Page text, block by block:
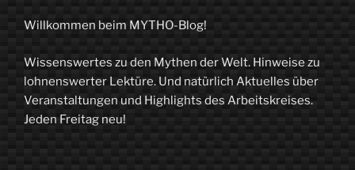
Willkommen beim MYTHO-Blog!
Wissenswertes zu den Mythen der Welt. Hinweise zu
lohnenswerter Lektüre. Und natürlich Aktuelles über
Veranstaltungen und Highlights des Arbeitskreises.
Jeden Freitag neu!